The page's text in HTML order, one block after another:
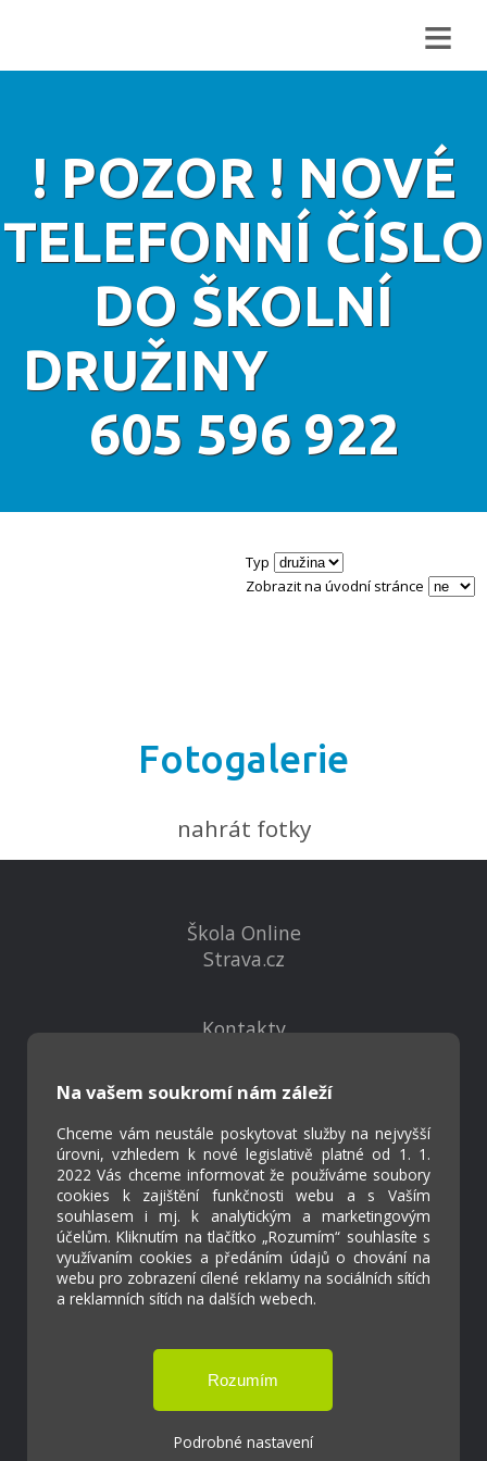
≡
! POZOR ! NOVÉ
TELEFONNÍ ČÍSLO
DO ŠKOLNÍ
DRUŽINY
605 596 922
Typ
Zobrazit na úvodní stránce
Fotogalerie
nahrát fotky
Na vašem soukromí nám záleží
Chceme vám neustále poskytovat služby na nejvyšší
úrovni, vzhledem k nové legislativě platné od 1. 1.
2022 Vás chceme informovat že používáme soubory
cookies k zajištění funkčnosti webu a s Vaším
souhlasem i mj. k analytickým a marketingovým
účelům. Kliknutím na tlačítko „Rozumím“ souhlasíte s
využívaním cookies a předáním údajů o chování na
webu pro zobrazení cílené reklamy na sociálních sítích
a reklamních sítích na dalších webech.
Podrobné nastavení
Škola Online
Strava.cz
Kontakty
Virtuální prohlídka
Cookies
Přístupnost
Přihlášení
Základní škola a Mateřská škola Ostrožská
Lhota
Tvorba webových stránek weboa.cz